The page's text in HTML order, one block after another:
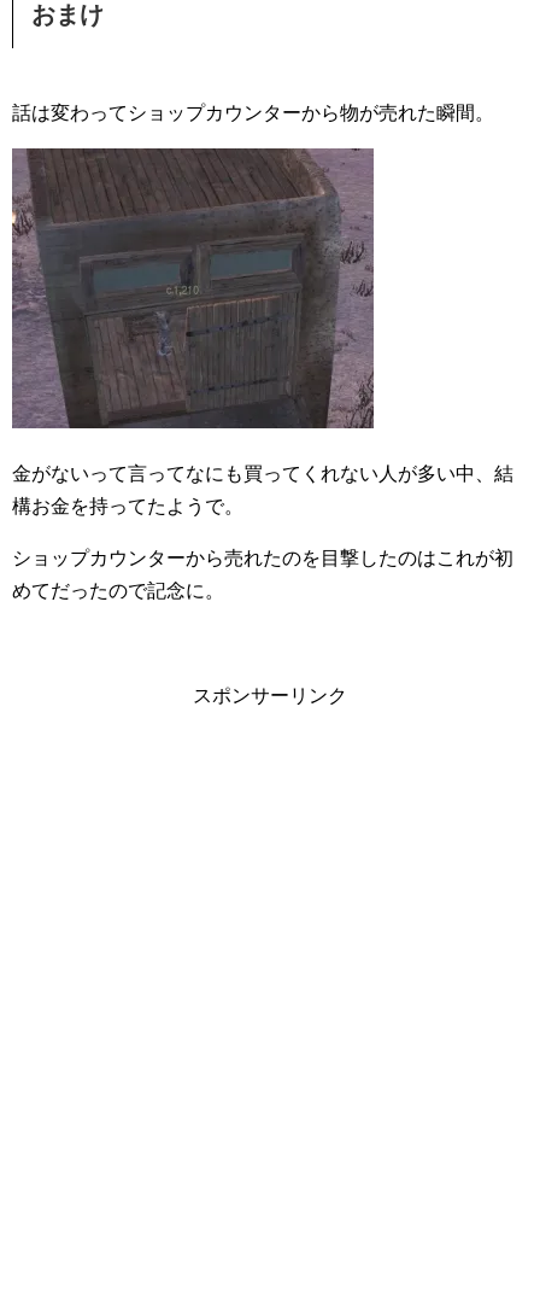
おまけ
話は変わってショップカウンターから物が売れた瞬間。
金がないって言ってなにも買ってくれない人が多い中、結
構お金を持ってたようで。
ショップカウンターから売れたのを目撃したのはこれが初
めてだったので記念に。
スポンサーリンク